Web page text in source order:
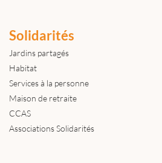
Solidarités
Jardins partagés
Habitat
Services à la personne
Maison de retraite
CCAS
Associations Solidarités